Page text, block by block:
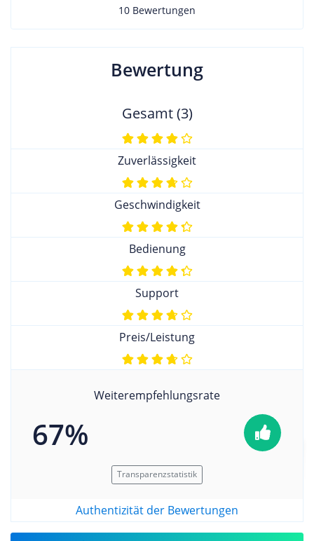
10 Bewertungen
Bewertung
Gesamt (3)
Zuverlässigkeit
Geschwindigkeit
Bedienung
Support
Preis/Leistung
Weiterempfehlungsrate
67%
Transparenzstatistik
Authentizität der Bewertungen